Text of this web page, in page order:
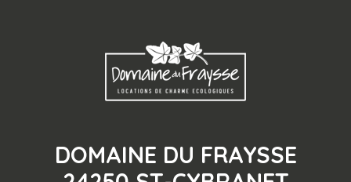
DOMAINE DU FRAYSSE